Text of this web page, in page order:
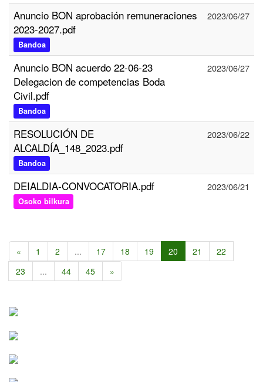
Anuncio BON aprobación remuneraciones
2023-2027.pdf
Bandoa
2023/06/27
Anuncio BON acuerdo 22-06-23
Delegacion de competencias Boda
Civil.pdf
Bandoa
2023/06/27
RESOLUCIÓN DE
ALCALDÍA_148_2023.pdf
Bandoa
2023/06/22
DEIALDIA-CONVOCATORIA.pdf
Osoko bilkura
2023/06/21
« 1 2 ... 17 18 19 20 21
22
23
... 44 45 »